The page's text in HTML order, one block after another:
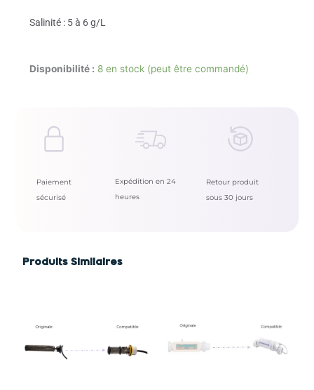
Salinité : 5 à 6 g/L
Disponibilité : 8 en stock (peut être commandé)
Paiement
sécurisé
Expédition en 24
heures
Retour produit
sous 30 jours
Produits Similaires